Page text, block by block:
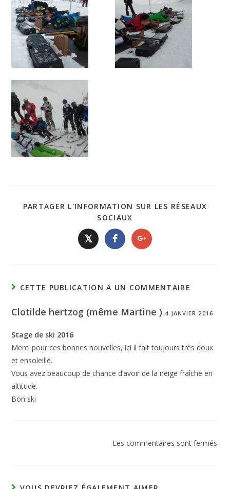
PARTAGER L'INFORMATION SUR LES RÉSEAUX
SOCIAUX
𝕏
CETTE PUBLICATION A UN COMMENTAIRE
Clotilde hertzog (même Martine ) 4 JANVIER 2016
Stage de ski 2016
Merci pour ces bonnes nouvelles, ici il fait toujours très doux
et ensoleillé.
Vous avez beaucoup de chance d’avoir de la neige fraîche en
altitude.
Bon ski
Les commentaires sont fermés.